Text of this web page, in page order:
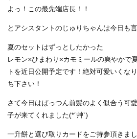
よっ！この最先端店長！！
とアシスタントのじゅりちゃんは今日も
夏のセットはずっとしたかった
レモン×ひまわり×カモミールの爽やかで
トを近日公開予定です！絶対可愛いくな
ち下さい！
さて今日はぱっつん前髪のよく似合う可
子が来てくれました(*´艸`)
一升餅と選び取りカードをご持参頂きま